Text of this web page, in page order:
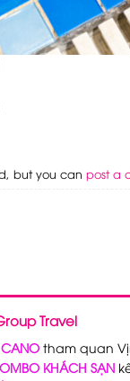
but you can post a
Travel
tham quan
KHÁCH SẠN